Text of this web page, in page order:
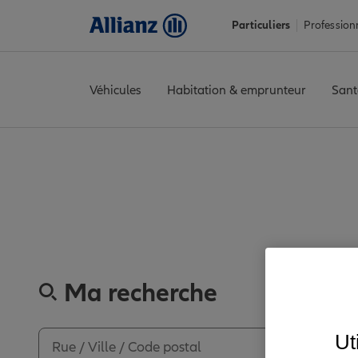
Particuliers
Véhicules Habitation & emprunteur
Découvrez
Ma recherche